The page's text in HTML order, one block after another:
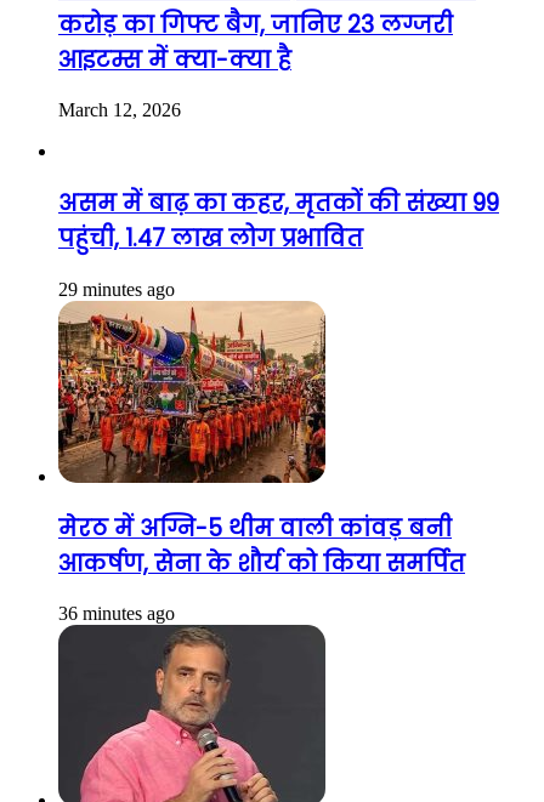
करोड़ का गिफ्ट बैग, जानिए 23 लग्जरी
आइटम्स में क्या-क्या है
March 12, 2026
असम में बाढ़ का कहर, मृतकों की संख्या 99
पहुंची, 1.47 लाख लोग प्रभावित
29 minutes ago
मेरठ में अग्नि-5 थीम वाली कांवड़ बनी
आकर्षण, सेना के शौर्य को किया समर्पित
36 minutes ago